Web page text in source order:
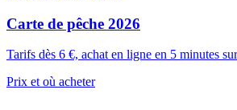
Carte de pêche 2026
Tarifs dès 6 €, achat en ligne en 5 minutes
Prix et où acheter